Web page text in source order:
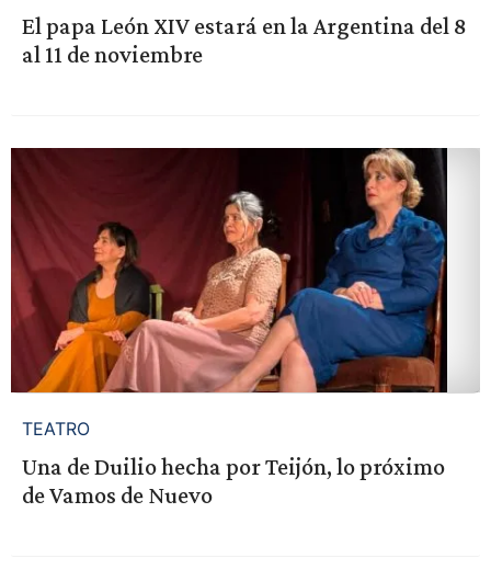
El papa León XIV estará en la Argentina del 8
al 11 de noviembre
TEATRO
Una de Duilio hecha por Teijón, lo próximo
de Vamos de Nuevo